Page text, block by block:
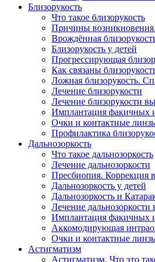
Близорукость
Что такое близорукость
Причины возникновения
Врождённая
Близорукость у детей
Прогрессирующая
Как связаны
Ложная близорукость.
Лечение близорукости
Лечение близорукости
Имплантация факичных
Очки и контактные
Профилактика
Дальнозоркость
Что такое дальнозоркость
Лечение дальнозоркости
Пресбиопия. Коррекция
Дальнозоркость у детей
Дальнозоркость и
Лечение дальнозоркости
Имплантация факичных
Аккомодирующая
Очки и контактные
Астигматизм
Астигматизм. Что это